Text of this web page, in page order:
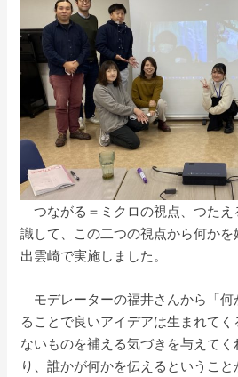
つながる＝ミクロの視点、つたえ
識して、この二つの視点から何か
出雲崎で実施しました。
モデレーターの福井さんから「何
ることで良いアイデアは生まれて
ないものを補える気づきを与えて
り、誰かが何かを伝えるというこ